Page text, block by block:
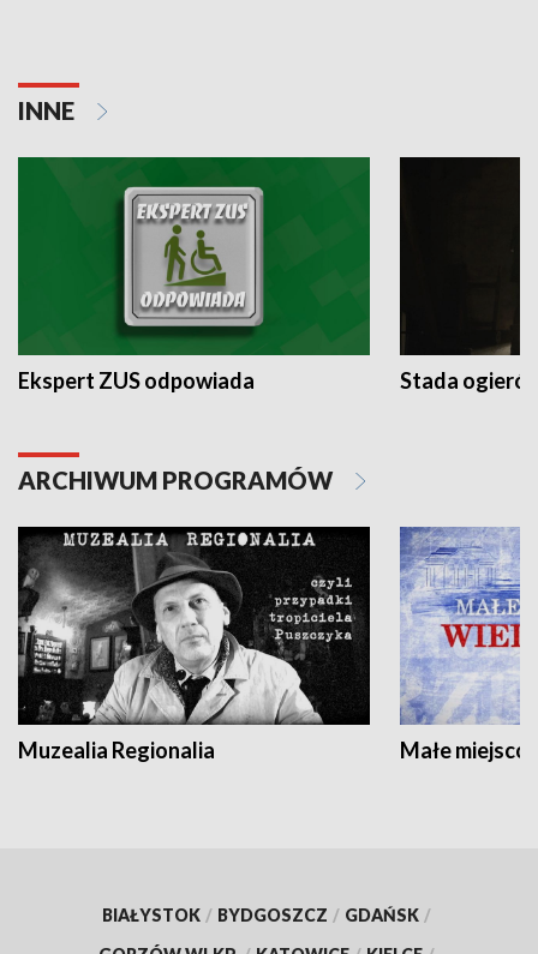
INNE
Ekspert ZUS odpowiada Stada
ARCHIWUM PROGRAMÓW
Muzealia Regionalia Małe
BIAŁYSTOK / BYDGOSZCZ / GDAŃSK /